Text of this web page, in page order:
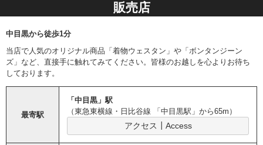
販売店
中目黒から徒歩1分
当店で人気のオリジナル商品「着物ウェスタン」や「ボンタンジーン
ズ」など、直接手に触れてみてください。皆様のお越しを心よりお待ち
しております。
最寄駅
「中目黒」駅
（東急東横線・日比谷線 「中目黒駅」から65m）
アクセス┃Access